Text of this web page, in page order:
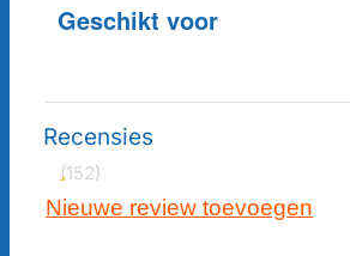
Geschikt voor
Recensies
(152)
Nieuwe review toevoegen